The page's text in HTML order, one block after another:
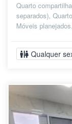
Quarto
separados),
Móveis
Qualquer